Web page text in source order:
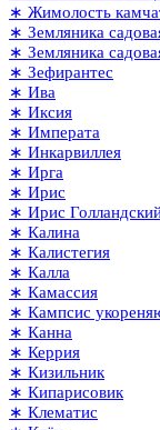
∗ Жимолость
∗ Земляника
∗ Земляника
∗ Зефирантес
∗ Ива
∗ Иксия
∗ Императа
∗ Инкарвиллея
∗ Ирга
∗ Ирис
∗ Ирис
∗ Калина
∗ Калистегия
∗ Калла
∗ Камассия
∗ Кампсис
∗ Канна
∗ Керрия
∗ Кизильник
∗ Кипарисовик
∗ Клематис